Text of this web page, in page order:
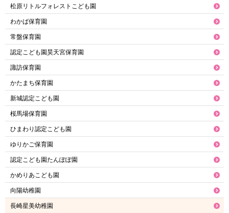
松原リトルフォレストこども園
わかば保育園
常盤保育園
認定こども園昊天宮保育園
諏訪保育園
かたまち保育園
新城認定こども園
桜馬場保育園
ひまわり認定こども園
ゆりかご保育園
認定こども園たんぽぽ園
かめりあこども園
向陽幼稚園
長崎星美幼稚園